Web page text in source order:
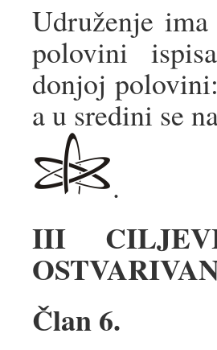
Udruženje
polovini
donjoj
a u sredini se
.
III
Član 6.